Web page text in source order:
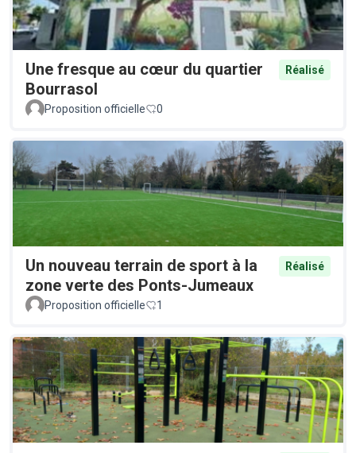
Une fresque au cœur du quartier
Bourrasol
Réalisé
Proposition officielle 0
Un nouveau terrain de sport à la
zone verte des Ponts-Jumeaux
Réalisé
Proposition officielle 1